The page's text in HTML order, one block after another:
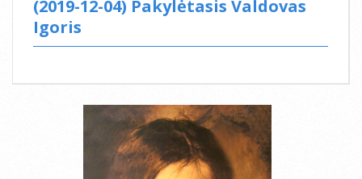
(2019-12-04) Pakylėtasis Valdovas
Igoris